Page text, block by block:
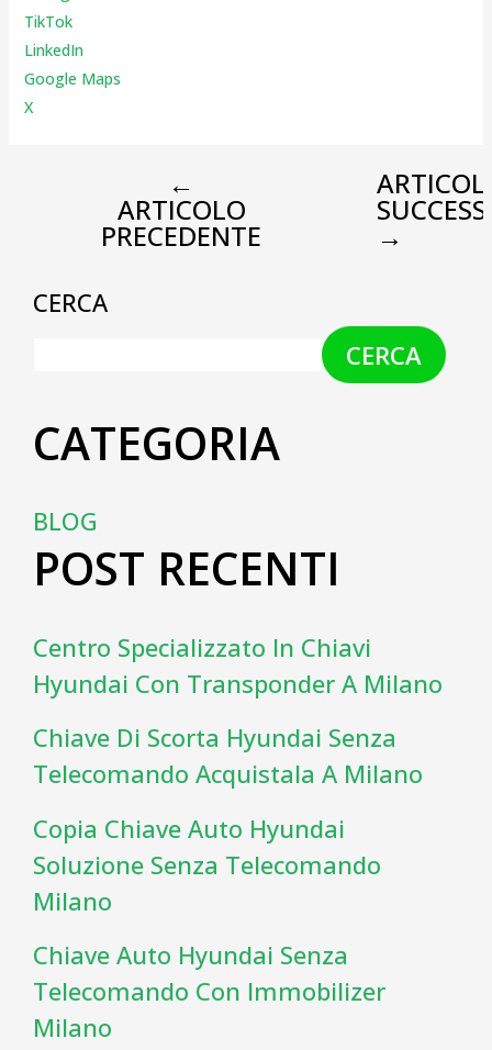
TikTok
LinkedIn
Google Maps
X
←
ARTICOLO
PRECEDENTE →
CERCA
CERCA
CATEGORIA
BLOG
POST RECENTI
Centro Specializzato In Chiavi
Hyundai Con Transponder A Milano
Chiave Di Scorta Hyundai Senza
Telecomando Acquistala A Milano
Copia Chiave Auto Hyundai
Soluzione Senza Telecomando
Milano
Chiave Auto Hyundai Senza
Telecomando Con Immobilizer
Milano